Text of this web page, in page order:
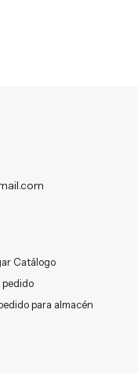
Catálogo
pedido
para almacén